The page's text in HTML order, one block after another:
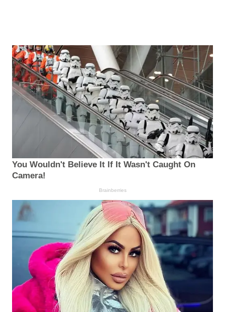
You Wouldn't Believe It If It Wasn't Caught On
Camera!
Brainberries